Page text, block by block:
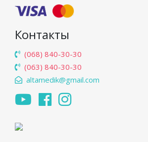
Контакты
(068) 840-30-30
(063) 840-30-30
altamedik@gmail.com